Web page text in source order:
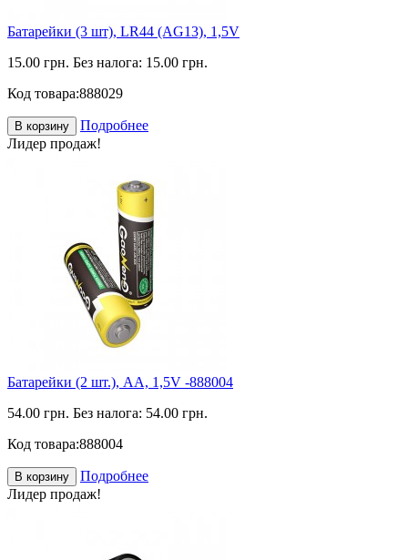
Батарейки (3 шт), LR44 (AG13), 1,5V
15.00 грн. Без налога: 15.00 грн.
Код товара:888029
В корзину
Подробнее
Лидер продаж!
Батарейки (2 шт.), АА, 1,5V -888004
54.00 грн. Без налога: 54.00 грн.
Код товара:888004
В корзину
Подробнее
Лидер продаж!